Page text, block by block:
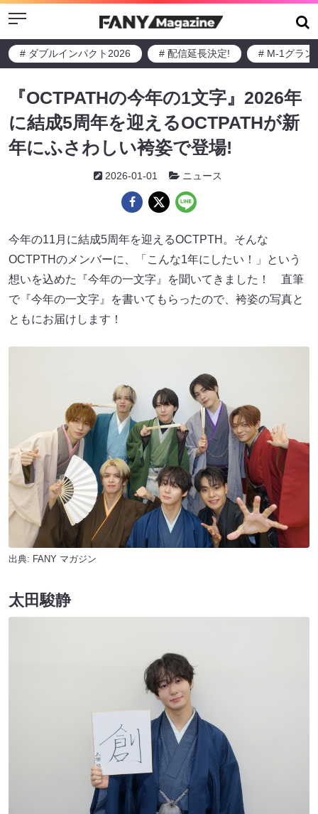
Menu
# ダブルインパクト2026 # 配信延長決定! # M-1グラン
『OCTPATHの今年の1文字』2026年
に結成5周年を迎えるOCTPATHが新
年にふさわしい袴姿で登場!
2026-01-01 ニュース
今年の11月に結成5周年を迎えるOCTPTH。そんな
OCTPTHのメンバーに、「こんな1年にしたい！」という
想いを込めた『今年の一文字』を聞いてきました！ 直筆
で『今年の一文字』を書いてもらったので、袴姿の写真と
ともにお届けします！
出典: FANY マガジン
太田駿静